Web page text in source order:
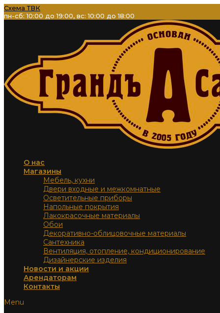
Перейти
к
Схема ТВК
пн-сб: 10:00 до 19:00, вс: 10:00 до 18:00
О нас
Магазины
Мебель, кухни
Двери входные и межкомнатные
Осветительные приборы
Напольные покрытия
Лакокрасочные материалы
Обои
Декоративно-облицовочные материалы
Сантехника
Вентиляция, отопление, кондиционирование
Дизайнерские изделия
Новости и акции
Арендаторам
Контакты
Menu